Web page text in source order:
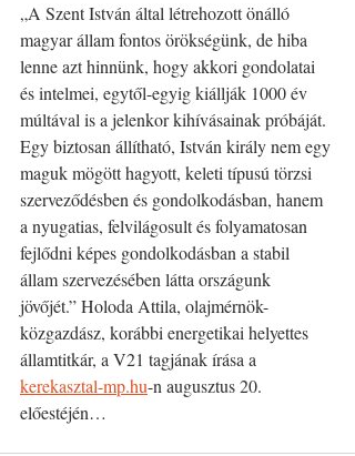
„A Szent István által létrehozott önálló
magyar állam fontos örökségünk, de hiba
lenne azt hinnünk, hogy akkori gondolatai
és intelmei, egytől-egyig kiállják 1000 év
múltával is a jelenkor kihívásainak próbáját.
Egy biztosan állítható, István király nem egy
maguk mögött hagyott, keleti típusú törzsi
szerveződésben és gondolkodásban, hanem
a nyugatias, felvilágosult és folyamatosan
fejlődni képes gondolkodásban a stabil
állam szervezésében látta országunk
jövőjét.” Holoda Attila, olajmérnök-
közgazdász, korábbi energetikai helyettes
államtitkár, a V21 tagjának írása a
kerekasztal-mp.hu-n augusztus 20.
előestéjén…